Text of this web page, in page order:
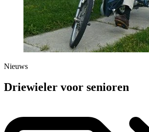
Nieuws
Driewieler voor senioren